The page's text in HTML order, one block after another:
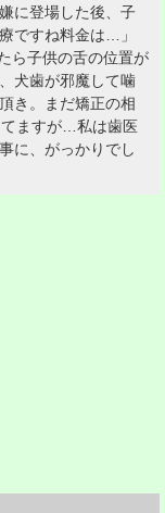
に登場した後、子
ですね料金は…」
ら子供の舌の位置が
犬歯が邪魔して噛
き。まだ矯正の相
ますが…私は歯医
に、がっかりでし